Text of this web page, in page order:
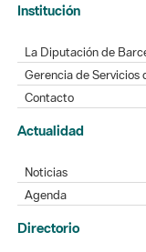
Institución
La Diputación de
Gerencia de Servicios
Contacto
Actualidad
Noticias
Agenda
Directorio